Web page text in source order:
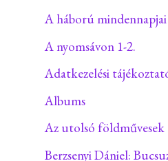
A háború mindennapjai
A nyomsávon 1-2.
Adatkezelési
Albums
Az utolsó földművesek
Berzsenyi Dániel: